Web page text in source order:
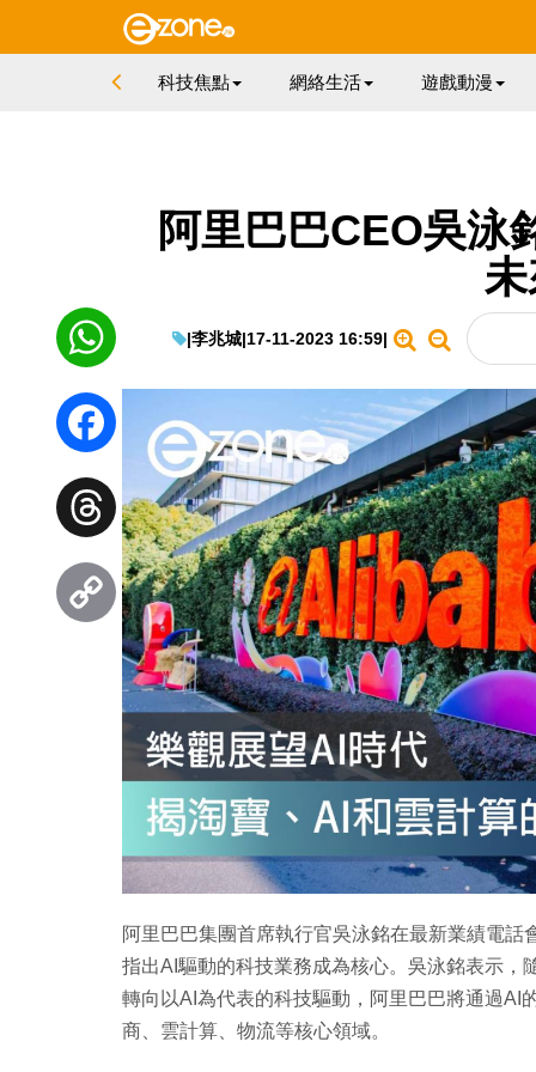
科技焦點 網絡生活 遊戲動漫
阿里巴巴CEO吳泳
|李兆城|17-11-2023 16:59|
阿里巴巴集團首席執行官吳泳銘在最新業績電
指出AI驅動的科技業務成為核心。吳泳銘表示，
轉向以AI為代表的科技驅動，阿里巴巴將通過AI
商、雲計算、物流等核心領域。
WhatsApp
Facebook
Threads
Copy
Link